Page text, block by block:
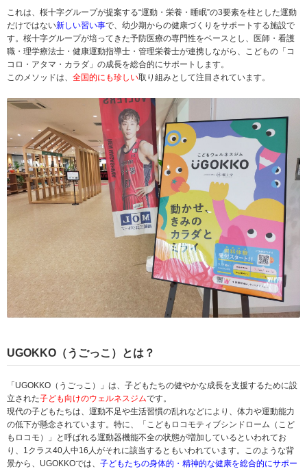
これは、桜十字グループが提案する“運動・栄養・睡眠”の3要素を柱とした運動
だけではない新しい習い事で、幼少期からの健康づくりをサポートする施設で
す。桜十字グループが培ってきた予防医療の専門性をベースとし、医師・看護
職・理学療法士・健康運動指導士・管理栄養士が連携しながら、こどもの「コ
コロ・アタマ・カラダ」の成長を総合的にサポートします。
このメソッドは、 全国的にも珍しい取り組みとして注目されています。
UGOKKO（うごっこ）とは？
「UGOKKO（うごっこ）」は、子どもたちの健やかな成長を支援するために設
立された子ども向けのウェルネスジムです。
現代の子どもたちは、運動不足や生活習慣の乱れなどにより、体力や運動能力
の低下が懸念されています。特に、「こどもロコモティブシンドローム（こど
もロコモ）」と呼ばれる運動器機能不全の状態が増加しているといわれてお
り、1クラス40人中16人がそれに該当するともいわれています。このような背
景から、UGOKKOでは、 子どもたちの身体的・精神的な健康を総合的にサポー